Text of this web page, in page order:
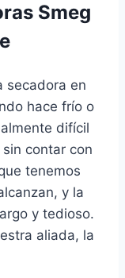
Smeg
secadora en
hace frío o
difícil
contar con
tenemos
y la
y tedioso.
aliada, la